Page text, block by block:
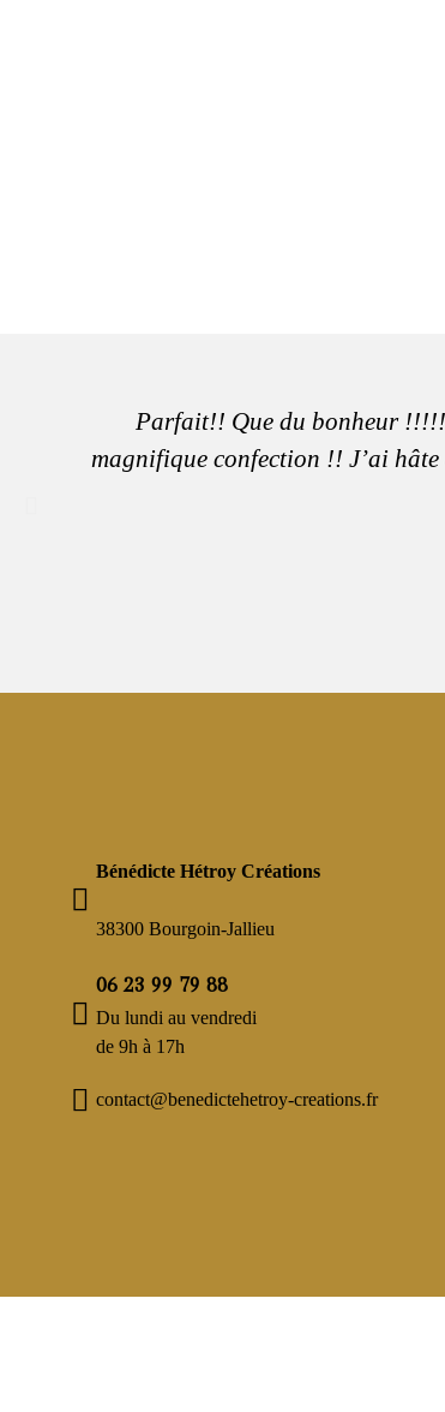
Parfait!! Que du bonheur !!!!!
magnifique confection !! J’ai
Bénédicte Hétroy Créations
38300 Bourgoin-Jallieu
06 23 99 79 88
Du lundi au vendredi
de 9h à 17h
contact@benedictehetroy-creations.fr